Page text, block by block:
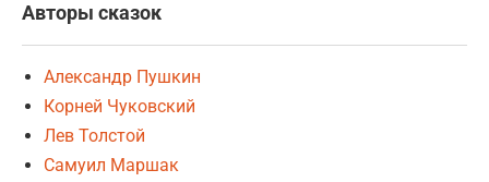
Авторы сказок
Александр Пушкин
Корней Чуковский
Лев Толстой
Самуил Маршак